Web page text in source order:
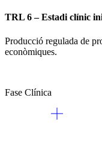
TRL 6 – Estadi clínic
Producció regulada de
econòmiques.​
Fase Clínica​